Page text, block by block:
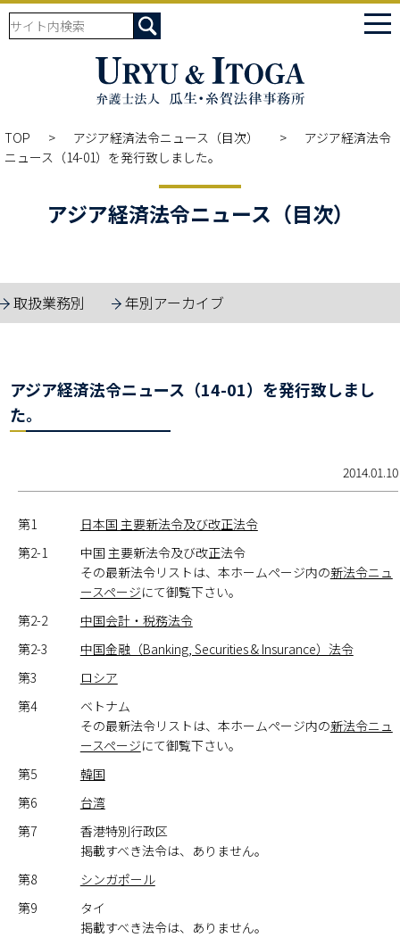
TOP アジア経済法令ニュース（目次）
アジア経済法令
ニュース（14-01）を発行致しました。
アジア経済法令ニュース（目次）
取扱業務別 年別アーカイブ
アジア経済法令ニュース（14-01）を発行致しまし
た。
2014.01.10
第1
日本国 主要新法令及び改正法令
第2-1
中国 主要新法令及び改正法令
その最新法令リストは、本ホームページ内の新法令ニュ
ースページにて御覧下さい。
第2-2
中国会計・税務法令
第2-3
中国金融（Banking, Securities & Insurance）法令
第3
ロシア
第4
ベトナム
その最新法令リストは、本ホームページ内の新法令ニュ
ースページにて御覧下さい。
第5
韓国
第6
台湾
第7
香港特別行政区
掲載すべき法令は、ありません。
第8
シンガポール
第9
タイ
掲載すべき法令は、ありません。